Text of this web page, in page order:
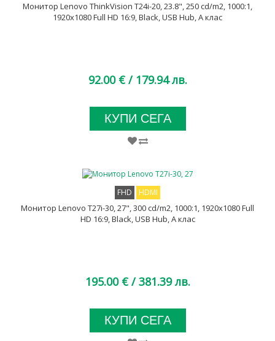
Монитор Lenovo ThinkVision T24i-20, 23.8", 250 cd/m2, 1000:1,
1920x1080 Full HD 16:9, Black, USB Hub, A клас
92.00 € / 179.94 лв.
КУПИ СЕГА
FHD HDMI
Монитор Lenovo T27i-30, 27", 300 cd/m2, 1000:1, 1920x1080 Full
HD 16:9, Black, USB Hub, A клас
195.00 € / 381.39 лв.
КУПИ СЕГА